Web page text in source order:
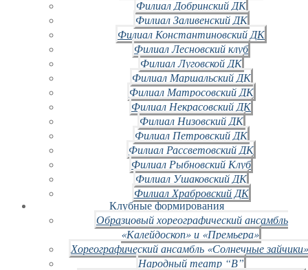
Филиал Добринский ДК
Филиал Заливенский ДК
Филиал Константиновский ДК
Филиал Лесновский клуб
Филиал Луговской ДК
Филиал Маршальский ДК
Филиал Матросовский ДК
Филиал Некрасовский ДК
Филиал Низовский ДК
Филиал Петровский ДК
Филиал Рассветовский ДК
Филиал Рыбновский Клуб
Филиал Ушаковский ДК
Филиал Храбровский ДК
Клубные формирования
Образцовый хореографический ансамбль
«Калейдоскоп» и «Премьера»
Хореографический ансамбль «Солнечные
Народный театр “В”